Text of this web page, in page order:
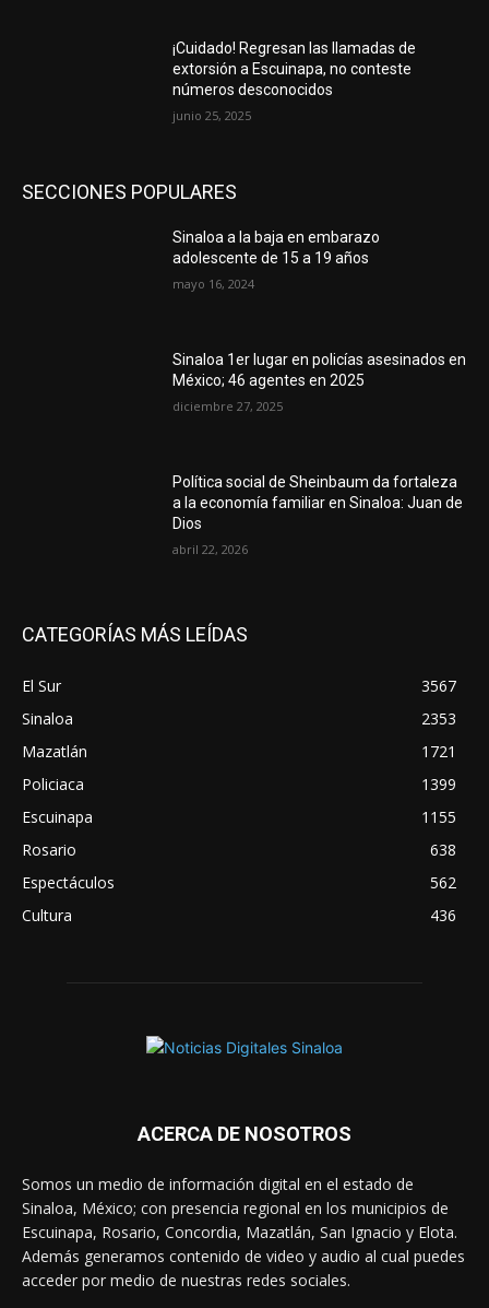
¡Cuidado! Regresan las llamadas de
extorsión a Escuinapa, no conteste
números desconocidos
junio 25, 2025
SECCIONES POPULARES
Sinaloa a la baja en embarazo
adolescente de 15 a 19 años
mayo 16, 2024
Sinaloa 1er lugar en policías asesinados en
México; 46 agentes en 2025
diciembre 27, 2025
Política social de Sheinbaum da fortaleza
a la economía familiar en Sinaloa: Juan de
Dios
abril 22, 2026
CATEGORÍAS MÁS LEÍDAS
El Sur
3567
Sinaloa
2353
Mazatlán
1721
Policiaca
1399
Escuinapa
1155
Rosario
638
Espectáculos
562
Cultura
436
ACERCA DE NOSOTROS
Somos un medio de información digital en el estado de
Sinaloa, México; con presencia regional en los municipios de
Escuinapa, Rosario, Concordia, Mazatlán, San Ignacio y Elota.
Además generamos contenido de video y audio al cual puedes
acceder por medio de nuestras redes sociales.